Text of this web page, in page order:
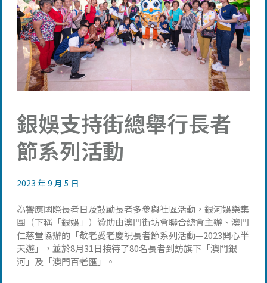
銀娛支持街總舉行長者
節系列活動
2023 年 9 月 5 日
為響應國際長者日及鼓勵長者多參與社區活動，銀河娛樂集
團（下稱「銀娛」）贊助由澳門街坊會聯合總會主辦、澳門
仁慈堂協辦的「敬老愛老慶祝長者節系列活動—2023開心半
天遊」，並於8月31日接待了80名長者到訪旗下「澳門銀
河」及「澳門百老匯」。